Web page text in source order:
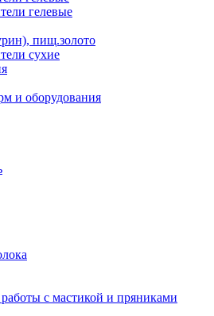
гелевые
пищ.золото
сухие
и оборудования
с мастикой и пряниками